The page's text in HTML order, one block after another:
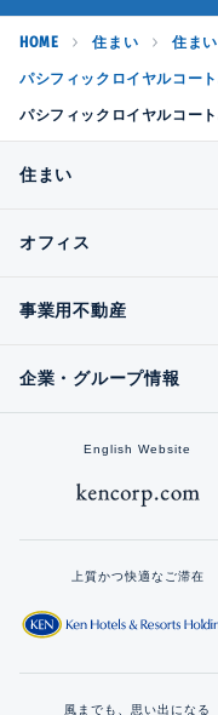
HOME 住まい 住ま
パシフィックロイヤルコー
パシフィックロイヤルコー
住まい
オフィス
事業用不動産
企業・グループ情報
English Website
上質かつ快適なご滞在
風までも、思い出になる